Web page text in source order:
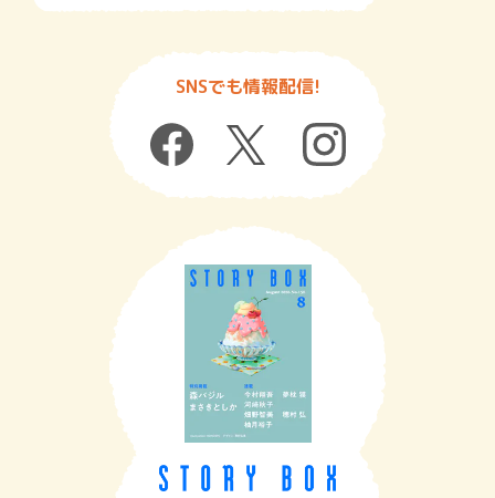
SNSでも情報配信!